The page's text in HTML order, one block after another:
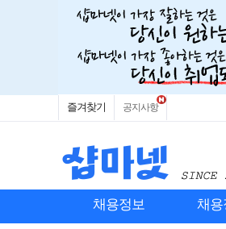
즐겨찾기 공지사항
채용정보 채용